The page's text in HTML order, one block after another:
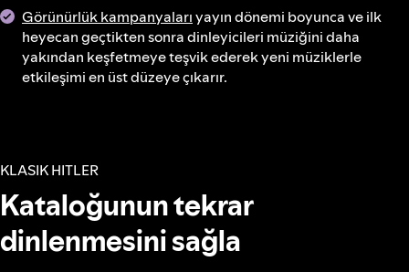
Görünürlük kampanyalarıyayın dönemi boyunca ve ilk
heyecan geçtikten sonra dinleyicileri müziğini daha
yakından keşfetmeye teşvik ederek yeni müziklerle
etkileşimi en üst düzeye çıkarır.
KLASIK HITLER
Kataloğunun tekrar
dinlenmesini sağla